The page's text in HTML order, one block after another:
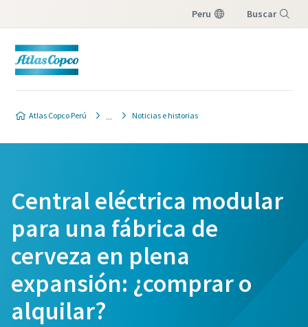
Peru Buscar
Atlas Copco Perú Noticias e historias
Central eléctrica modular
para una fábrica de
cerveza en plena
expansión: ¿comprar o
alquilar?